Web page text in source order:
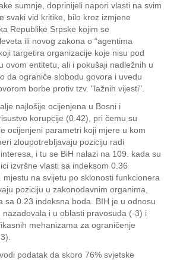
sumnje, doprinijeli napori vlasti na svim
svaki vid kritike, bilo kroz izmjene
Republike Srpske kojim se
ili novog zakona o “agentima
targetira organizacije koje nisu pod
ovom entitetu, ali i pokušaji nadležnih u
da ograniče slobodu govora i uvedu
borbe protiv tzv. "lažnih vijesti".
najlošije ocijenjena u Bosni i
korupcije (0.42), pri čemu su
ocijenjeni parametri koji mjere u kom
zloupotrebljavaju poziciju radi
i tu se BiH nalazi na 109. kada su
izvršne vlasti sa indeksom 0.36
mjestu na svijetu po sklonosti funkcionera
poziciju u zakonodavnim organima,
sa 0.23 indeksna boda. BIH je u odnosu
nazadovala i u oblasti pravosuđa (-3) i
mehanizama za ograničenje
podatak da skoro 76% svjetske